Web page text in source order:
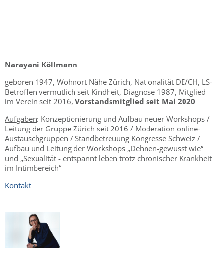
Narayani Köllmann
geboren 1947, Wohnort Nähe Zürich, Nationalität DE/CH, LS-
Betroffen vermutlich seit Kindheit, Diagnose 1987, Mitglied
im Verein seit 2016, Vorstandsmitglied seit Mai 2020
Aufgaben: Konzeptionierung und Aufbau neuer Workshops /
Leitung der Gruppe Zürich seit 2016 / Moderation online-
Austauschgruppen / Standbetreuung Kongresse Schweiz /
Aufbau und Leitung der Workshops „Dehnen-gewusst wie“
und „Sexualität - entspannt leben trotz chronischer Krankheit
im Intimbereich“
Kontakt